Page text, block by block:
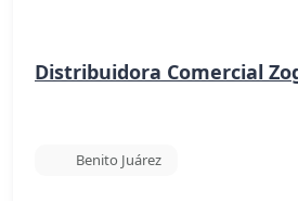
Distribuidora Comercial
Benito Juárez